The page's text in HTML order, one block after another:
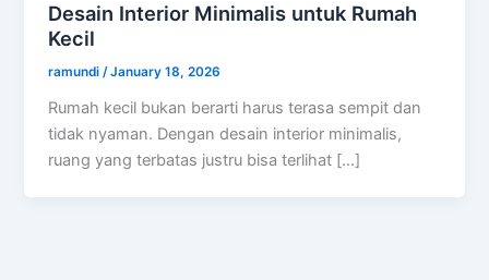
Desain Interior Minimalis untuk Rumah
Kecil
ramundi/January 18, 2026
Rumah kecil bukan berarti harus terasa sempit dan
tidak nyaman. Dengan desain interior minimalis,
ruang yang terbatas justru bisa terlihat […]